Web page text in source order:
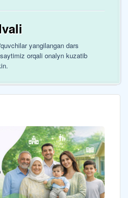
yangilangan dars
orqali onalyn kuzatib